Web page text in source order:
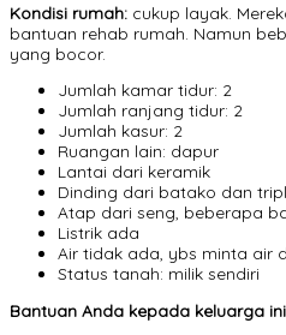
Kondisi rumah: cukup layak.
bantuan rehab rumah. Namun
yang bocor.
Jumlah kamar tidur: 2
Jumlah ranjang tidur: 2
Jumlah kasur: 2
Ruangan lain: dapur
Lantai dari keramik
Dinding dari batako dan
Atap dari seng, beberapa
Listrik ada
Air tidak ada, ybs minta air
Status tanah: milik sendiri
Bantuan Anda kepada keluarga